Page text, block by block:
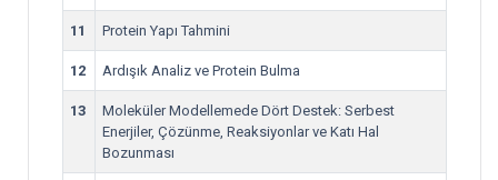
11 Protein Yapı Tahmini
12 Ardışık Analiz ve Protein Bulma
13
Moleküler Modellemede Dört Destek: Serbest
Enerjiler, Çözünme, Reaksiyonlar ve Katı Hal
Bozunması